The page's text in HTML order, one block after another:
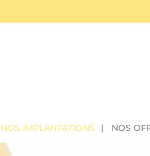
NOS IMPLANTATIONS NOS